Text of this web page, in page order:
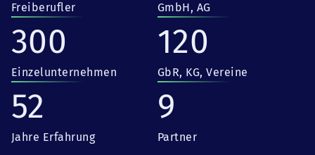
Freiberufler GmbH, AG
300
Einzelunternehmen
120
GbR, KG, Vereine
52
Jahre Erfahrung
9
Partner